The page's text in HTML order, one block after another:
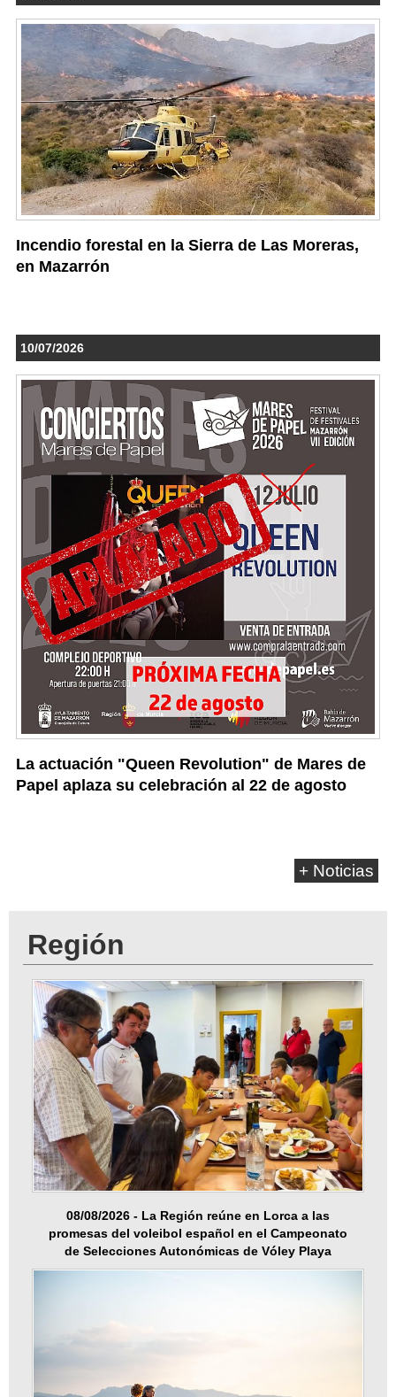
Incendio forestal en la Sierra de Las Moreras,
en Mazarrón
10/07/2026
La actuación "Queen Revolution" de Mares de
Papel aplaza su celebración al 22 de agosto
+ Noticias
Región
08/08/2026 - La Región reúne en Lorca a las
promesas del voleibol español en el Campeonato
de Selecciones Autonómicas de Vóley Playa